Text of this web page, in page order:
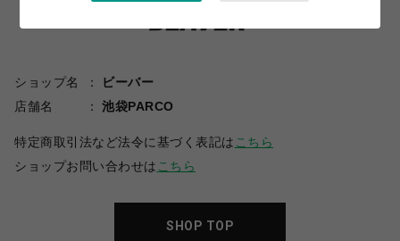
ショップ名
ビーバー
店舗名
池袋PARCO
特定商取引法など法令に基づく表記は こちら
ショップお問い合わせは こちら
SHOP TOP